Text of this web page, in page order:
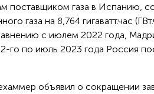
поставщиком газа в Испанию,
газа на 8,764 гигаватт.час
с июлем 2022 года,
го по июль 2023 года Россия
объявил о сокращении